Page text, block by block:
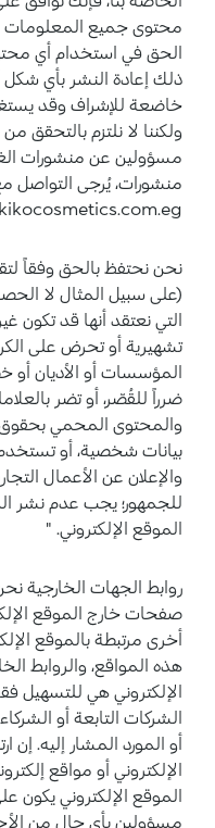
محتوى جميع المعلومات
الحق في استخدام أي
ذلك إعادة النشر بأي شكل
ولكننا لا نلتزم بالتحقق
مسؤولين عن منشورات
منشورات، يُرجى التواصل مع
نحن نحتفظ بالحق وفقاً
(على سبيل المثال لا
التي نعتقد أنها قد تكون
تشهيرية أو تحرض على
المؤسسات أو الأديان أو
ضرراً للقُصّر، أو تضر
والمحتوى المحمي بحقوق
بيانات شخصية، أو تستخدم
والإعلان عن الأعمال
للجمهور؛ يجب عدم نشر
الموقع الإلكتروني. "
روابط الجهات الخارجية
صفحات خارج الموقع
أخرى مرتبطة بالموقع
هذه المواقع، والروابط
الإلكتروني هي للتسهيل
الشركات التابعة أو
أو المورد المشار إليه. إن
الإلكتروني أو مواقع
الموقع الإلكتروني يكون
مسؤولين بأي حال من